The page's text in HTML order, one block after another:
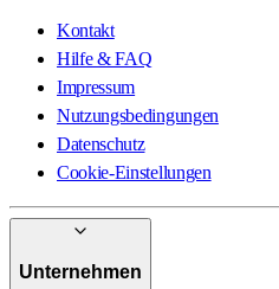
Kontakt
Hilfe & FAQ
Impressum
Nutzungsbedingungen
Datenschutz
Cookie-Einstellungen
Unternehmen